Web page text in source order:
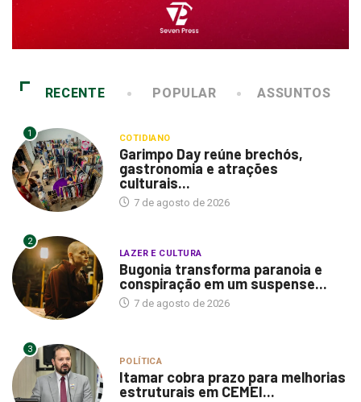
RECENTE POPULAR ASSUNTOS
1 COTIDIANO
Garimpo Day reúne brechós,
gastronomia e atrações
culturais...
7 de agosto de 2026
2
LAZER E CULTURA
Bugonia transforma paranoia e
conspiração em um suspense...
7 de agosto de 2026
3
POLÍTICA
Itamar cobra prazo para melhorias
estruturais em CEMEI...